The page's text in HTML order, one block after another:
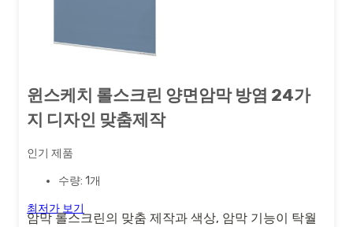
윈스케치 롤스크린 양면암막 방염 24가
지 디자인 맞춤제작
인기 제품
수량: 1개
최저가 보기
암막 롤스크린의 맞춤 제작과 색상, 암막 기능이 탁월